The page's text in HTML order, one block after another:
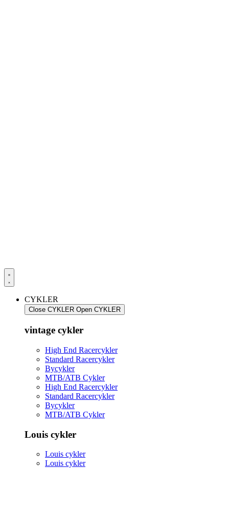
CYKLER
Close CYKLER Open CYKLER
vintage cykler
High End Racercykler
Standard Racercykler
Bycykler
MTB/ATB Cykler
High End Racercykler
Standard Racercykler
Bycykler
MTB/ATB Cykler
Louis cykler
Louis cykler
Louis cykler